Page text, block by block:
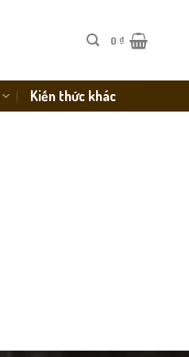
0 ₫
Kiến thức khác